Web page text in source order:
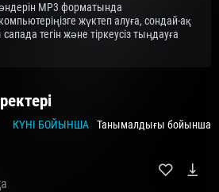
MP3 форматында
жүктеп алуға, сондай-ақ
тегін және тіркеусіз тыңдауға
КҮНІ БОЙЫНША Танымалдығы бойынша